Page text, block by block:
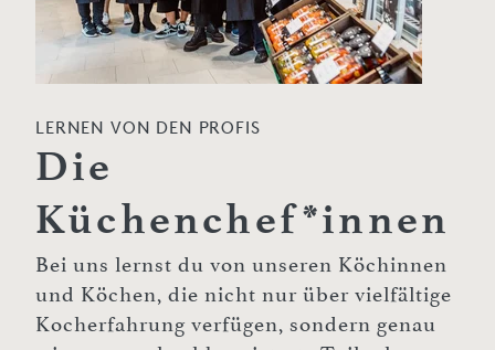
LERNEN VON DEN PROFIS
Die
Küchenchef*innen
Bei uns lernst du von unseren Köchinnen
und Köchen, die nicht nur über vielfältige
Kocherfahrung verfügen, sondern genau